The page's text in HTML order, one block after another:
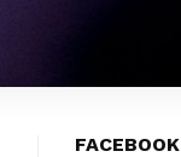
FACEBOOK